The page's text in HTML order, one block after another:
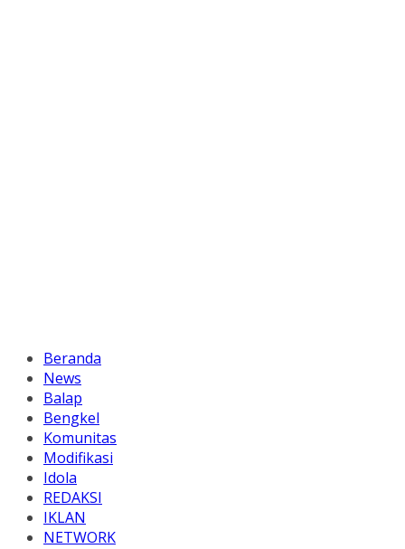
Beranda
News
Balap
Bengkel
Komunitas
Modifikasi
Idola
REDAKSI
IKLAN
NETWORK